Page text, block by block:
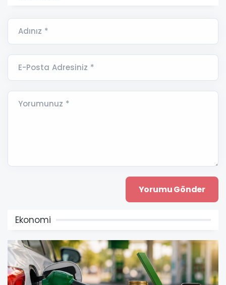
Adınız *
E-Posta Adresiniz *
Yorumunuz *
Ekonomi